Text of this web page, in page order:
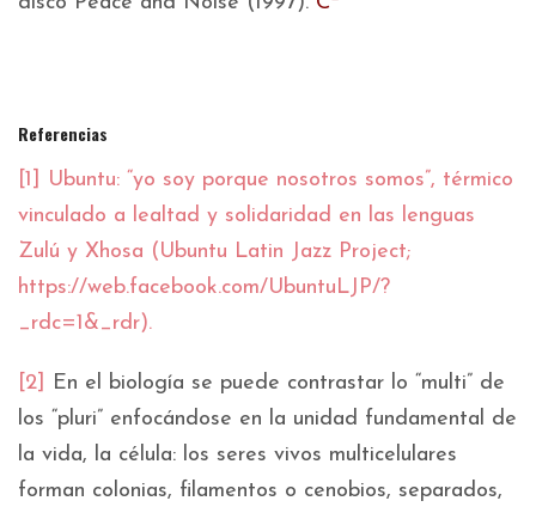
Referencias
[1] Ubuntu: “yo soy porque nosotros somos”, térmico
vinculado a lealtad y solidaridad en las lenguas
Zulú y Xhosa (Ubuntu Latin Jazz Project;
https://web.facebook.com/UbuntuLJP/?
_rdc=1&_rdr).
[2]
En el biología se puede contrastar lo “multi” de
los “pluri” enfocándose en la unidad fundamental de
la vida, la célula: los seres vivos multicelulares
forman colonias, filamentos o cenobios, separados,